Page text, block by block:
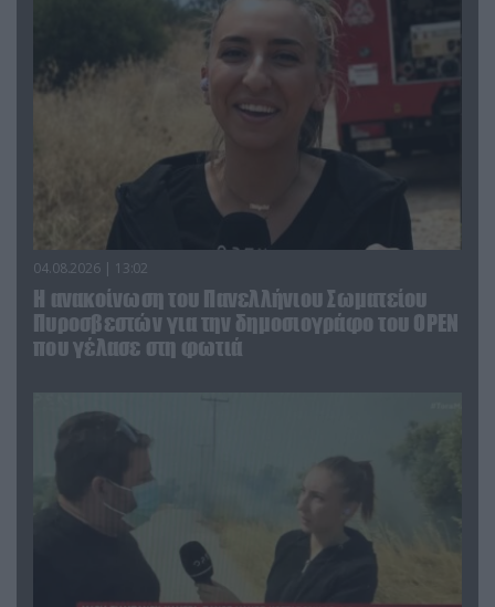
04.08.2026 | 13:02
Η ανακοίνωση του Πανελλήνιου Σωματείου
Πυροσβεστών για την δημοσιογράφο του OPEN
που γέλασε στη φωτιά